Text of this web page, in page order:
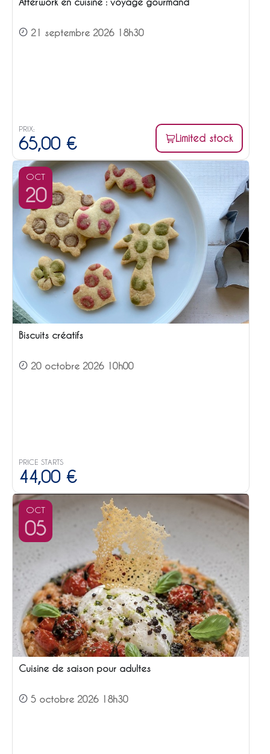
21 septembre 2026 18h30
PRIX:
65,00 € Limited stock
OCT
20
Biscuits créatifs
20 octobre 2026 10h00
PRICE STARTS
44,00 €
OCT
05
Cuisine de saison pour adultes
5 octobre 2026 18h30